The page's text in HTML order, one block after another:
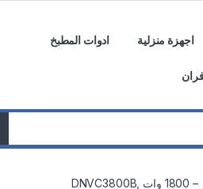
اجهزة منزلية ادوات المطبخ